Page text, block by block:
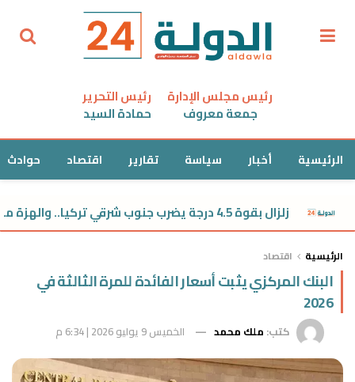
رئيس مجلس الإدارة
جمعة معروف
رئيس التحرير
حمادة السيد
الرئيسية أخبار سياسة تقارير اقتصاد حوادث
زلزال بقوة 4.5 درجة يضرب جنوب شرقي تركيا.. والهزة محسوسة في سوريا
الرئيسية اقتصاد
البنك المركزي يثبت أسعار الفائدة للمرة الثالثة في
2026
كتب: ملك محمد الخميس 9 يوليو 2026 | 6:34 م